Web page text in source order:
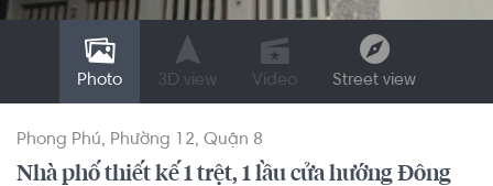
Photo 3D view Video Street view
Phong Phú Phường 12 Quận 8
Nhà phố thiết kế 1 trệt, 1 lầu cửa hướng Đông